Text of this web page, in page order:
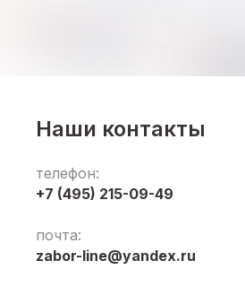
Наши контакты
телефон:
+7 (495) 215-09-49
почта:
zabor-line@yandex.ru